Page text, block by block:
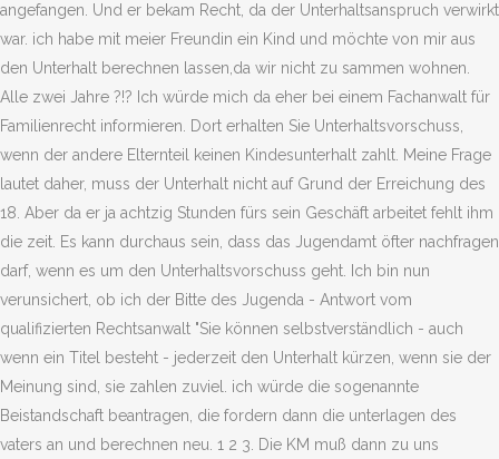
angefangen. Und er bekam Recht, da der Unterhaltsanspruch verwirkt
war. ich habe mit meier Freundin ein Kind und möchte von mir aus
den Unterhalt berechnen lassen,da wir nicht zu sammen wohnen.
Alle zwei Jahre ?!? Ich würde mich da eher bei einem Fachanwalt für
Familienrecht informieren. Dort erhalten Sie Unterhaltsvorschuss,
wenn der andere Elternteil keinen Kindesunterhalt zahlt. Meine Frage
lautet daher, muss der Unterhalt nicht auf Grund der Erreichung des
18. Aber da er ja achtzig Stunden fürs sein Geschäft arbeitet fehlt ihm
die zeit. Es kann durchaus sein, dass das Jugendamt öfter nachfragen
darf, wenn es um den Unterhaltsvorschuss geht. Ich bin nun
verunsichert, ob ich der Bitte des Jugenda - Antwort vom
qualifizierten Rechtsanwalt "Sie können selbstverständlich - auch
wenn ein Titel besteht - jederzeit den Unterhalt kürzen, wenn sie der
Meinung sind, sie zahlen zuviel. ich würde die sogenannte
Beistandschaft beantragen, die fordern dann die unterlagen des
vaters an und berechnen neu. 1 2 3. Die KM muß dann zu uns